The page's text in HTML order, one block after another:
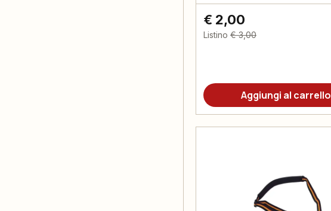
€ 2,00
Listino € 3,00
Aggiungi al carrello